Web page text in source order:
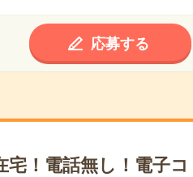
応募する
宅！電話無し！電子